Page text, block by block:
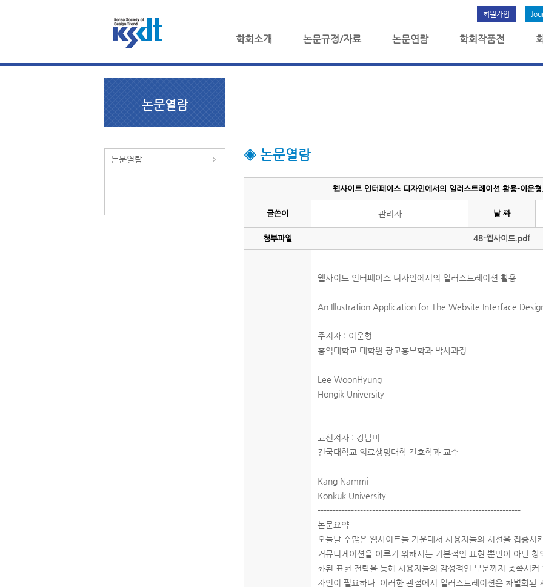
회원가입
학회소개 논문규정/자료 논문연람 학회작품전
논문열람
논문열람 ◈ 논문열람
웹사이트 인터페이스 디자인에서의 일러스트레이션 활용-이운
글쓴이 관리자 날 짜
첨부파일 48-웹사이트.pdf
웹사이트 인터페이스 디자인에서의 일러스트레이션 활용
An Illustration Application for The Website Interface
주저자 : 이운형
홍익대학교 대학원 광고홍보학과 박사과정
Lee WoonHyung
Hongik University
교신저자 : 강남미
건국대학교 의료생명대학 간호학과 교수
Kang Nammi
Konkuk University
-------------------------------------------------------------------
논문요약
오늘날 수많은 웹사이트들 가운데서 사용자들의 시선을 집중시
커뮤니케이션을 이루기 위해서는 기본적인 표현 뿐만이 아닌 창
화된 표현 전략을 통해 사용자들의 감성적인 부분까지 충족시켜
자인이 필요하다. 이러한 관점에서 일러스트레이션은 차별화된